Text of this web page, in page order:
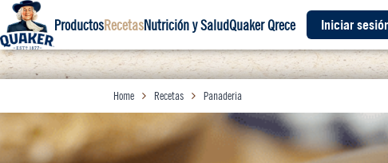
ProductosRecetasNutrición y SaludQuaker Qrece Iniciar
Home Recetas Panaderia